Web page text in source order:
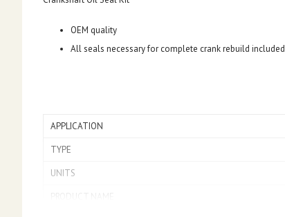
OEM quality
All seals necessary for complete crank rebuild included
APPLICATION
TYPE
UNITS